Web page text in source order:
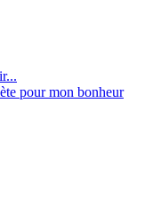
pour mon bonheur